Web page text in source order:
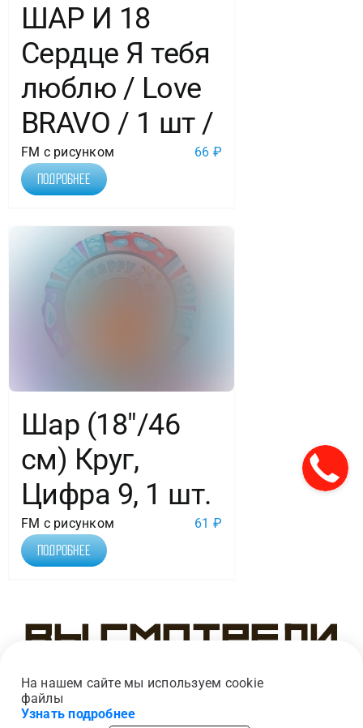
ШАР И 18
Сердце Я тебя
люблю / Love
BRAVO / 1 шт /
FM с рисунком 66 ₽
Подробнее
Шар (18″/46
см) Круг,
Цифра 9, 1 шт.
FM с рисунком 61 ₽
Подробнее
Вы смотрели
На нашем сайте мы используем cookie
файлы
Узнать подробнее